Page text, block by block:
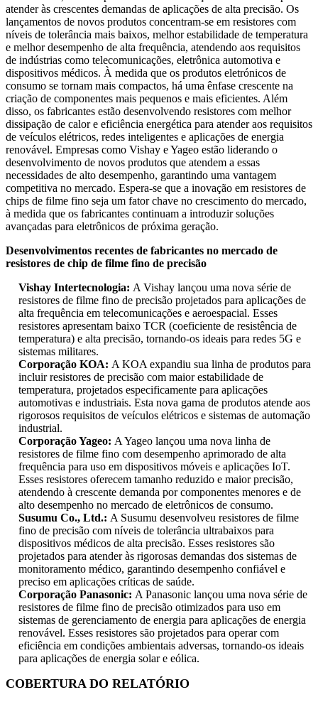
atender às crescentes demandas de aplicações de alta precisão. Os
lançamentos de novos produtos concentram-se em resistores com
níveis de tolerância mais baixos, melhor estabilidade de temperatura
e melhor desempenho de alta frequência, atendendo aos requisitos
de indústrias como telecomunicações, eletrônica automotiva e
dispositivos médicos. À medida que os produtos eletrónicos de
consumo se tornam mais compactos, há uma ênfase crescente na
criação de componentes mais pequenos e mais eficientes. Além
disso, os fabricantes estão desenvolvendo resistores com melhor
dissipação de calor e eficiência energética para atender aos requisitos
de veículos elétricos, redes inteligentes e aplicações de energia
renovável. Empresas como Vishay e Yageo estão liderando o
desenvolvimento de novos produtos que atendem a essas
necessidades de alto desempenho, garantindo uma vantagem
competitiva no mercado. Espera-se que a inovação em resistores de
chips de filme fino seja um fator chave no crescimento do mercado,
à medida que os fabricantes continuam a introduzir soluções
avançadas para eletrônicos de próxima geração.
Desenvolvimentos recentes de fabricantes no mercado de
resistores de chip de filme fino de precisão
Vishay Intertecnologia: A Vishay lançou uma nova série de
resistores de filme fino de precisão projetados para aplicações de
alta frequência em telecomunicações e aeroespacial. Esses
resistores apresentam baixo TCR (coeficiente de resistência de
temperatura) e alta precisão, tornando-os ideais para redes 5G e
sistemas militares.
Corporação KOA: A KOA expandiu sua linha de produtos para
incluir resistores de precisão com maior estabilidade de
temperatura, projetados especificamente para aplicações
automotivas e industriais. Esta nova gama de produtos atende aos
rigorosos requisitos de veículos elétricos e sistemas de automação
industrial.
Corporação Yageo: A Yageo lançou uma nova linha de
resistores de filme fino com desempenho aprimorado de alta
frequência para uso em dispositivos móveis e aplicações IoT.
Esses resistores oferecem tamanho reduzido e maior precisão,
atendendo à crescente demanda por componentes menores e de
alto desempenho no mercado de eletrônicos de consumo.
Susumu Co., Ltd.: A Susumu desenvolveu resistores de filme
fino de precisão com níveis de tolerância ultrabaixos para
dispositivos médicos de alta precisão. Esses resistores são
projetados para atender às rigorosas demandas dos sistemas de
monitoramento médico, garantindo desempenho confiável e
preciso em aplicações críticas de saúde.
Corporação Panasonic: A Panasonic lançou uma nova série de
resistores de filme fino de precisão otimizados para uso em
sistemas de gerenciamento de energia para aplicações de energia
renovável. Esses resistores são projetados para operar com
eficiência em condições ambientais adversas, tornando-os ideais
para aplicações de energia solar e eólica.
COBERTURA DO RELATÓRIO